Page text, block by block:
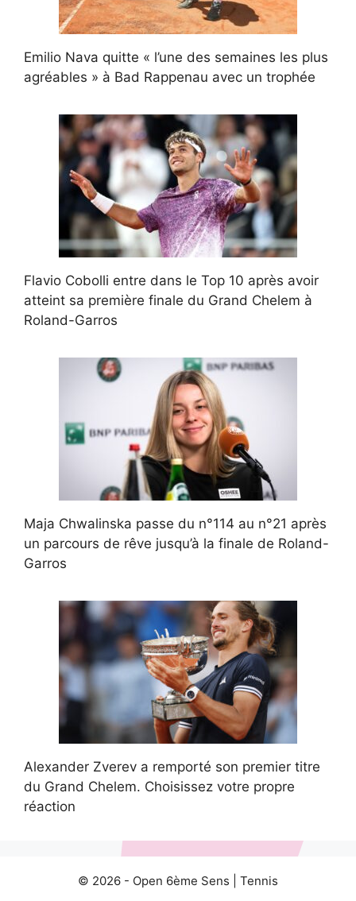
Emilio Nava quitte « l’une des semaines les plus
agréables » à Bad Rappenau avec un trophée
Flavio Cobolli entre dans le Top 10 après avoir
atteint sa première finale du Grand Chelem à
Roland-Garros
Maja Chwalinska passe du n°114 au n°21 après
un parcours de rêve jusqu’à la finale de Roland-
Garros
Alexander Zverev a remporté son premier titre
du Grand Chelem. Choisissez votre propre
réaction
© 2026 - Open 6ème Sens Tennis